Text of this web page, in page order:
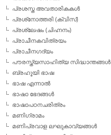
പ്രശസ്ത അവതാരികകള്‍
പ്രശ്‌നോത്തരി (ക്വിസ്)
പ്രശ്ലേഷം (ചിഹ്നനം)
പ്രാചീനകവിത്രയം
പ്രാചീനഗദ്യം
പൗരസ്ത്യസാഹിത്യ സിദ്ധാന്തങ്ങള്‍
ബ്രഹൂയി ഭാഷ
ഭാഷ എന്നാല്‍
ഭാഷാ ഭേദങ്ങള്‍
ഭാഷാപഠനചരിത്രം
മണിഗ്രാമം
മണിപ്രവാള ലഘുകാവ്യങ്ങള്‍